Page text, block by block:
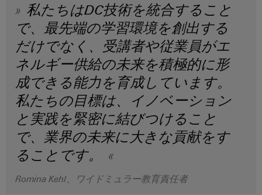
タ
ー
デ
ー
タ
セ
ン
タ
ー
向
け
の
ソ
ュ
ー
ル
ド
ワ
イ
ヤ
リ
ン
グ
ス
マ
接
続
ケ
ー
ブ
ル、
パ
ッ
チ
ケ
ブ
ニ
ア
リ
ン
グ
ワ
イ
ド
ミ
ュ
ー
ト
情
報
お
よ
び
証
明
書
Orange
Mag
私たちはDC技術を統合すること
で、最先端の学習環境を創出する
だけでなく、受講者や従業員がエ
ネルギー供給の未来を積極的に形
成できる能力を育成しています。
私たちの目標は、イノベーション
と実践を緊密に結びつけること
で、業界の未来に大きな貢献をす
ることです。
Romina Kehl、ワイドミュラー教育責任者